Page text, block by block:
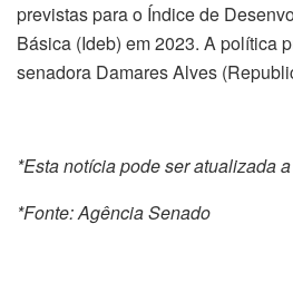
previstas para o Índice de
Básica (Ideb) em 2023. A política
senadora Damares Alves
*Esta notícia pode ser atualizada
*Fonte: Agência Senado